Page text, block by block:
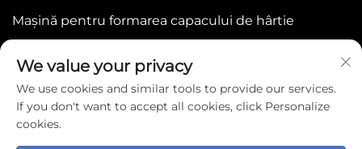
Mașină pentru formarea capacului de hârtie
We value your privacy
We use cookies and similar tools to provide our services.
If you don't want to accept all cookies, click Personalize
cookies.